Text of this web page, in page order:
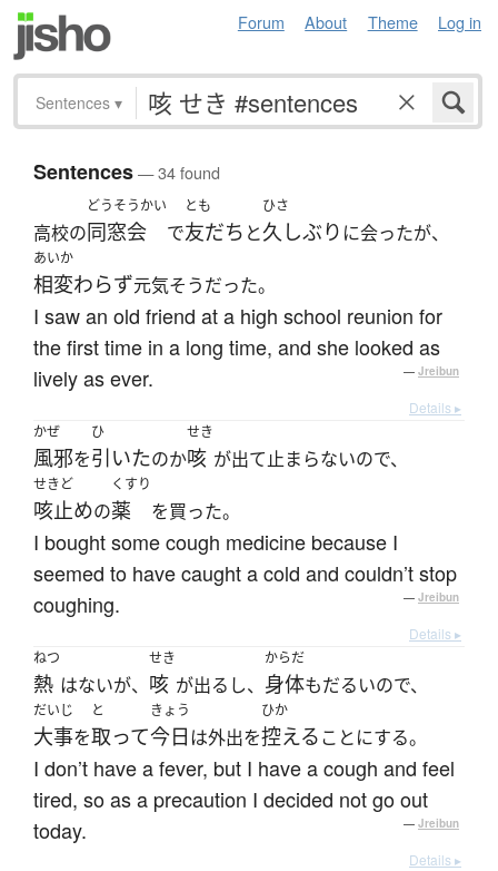
Forum About Theme Log in
Sentences ▾
Sentences— 34 found
高校の
どうそうかい
同窓会 で
とも
友だち と
ひさ
久しぶり に会ったが、
あいか
相変わらず元気そうだった。
I saw an old friend at a high school reunion for
the first time in a long time, and she looked as
lively as ever.
— Jreibun
Details ▸
かぜ
風邪を
ひ
引いたのか
せき
咳 が出て止まらないので、
せきど
咳止めの
くすり
薬 を買った。
I bought some cough medicine because I
seemed to have caught a cold and couldn’t stop
coughing.
— Jreibun
Details ▸
ねつ
熱 はないが、
せき
咳 が出るし、
からだ
身体もだるいので、
だいじ
大事を
と
取って
きょう
今日は外出を
ひか
控えることにする。
I don’t have a fever, but I have a cough and feel
tired, so as a precaution I decided not go out
today.
— Jreibun
Details ▸